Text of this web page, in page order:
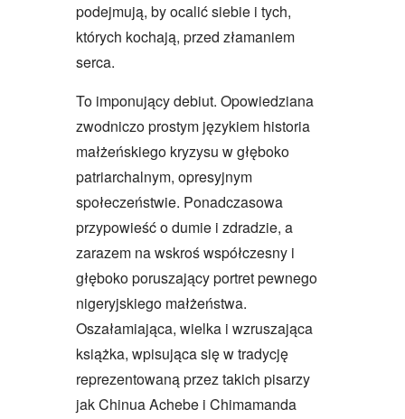
podejmują, by ocalić siebie i tych,
których kochają, przed złamaniem
serca.
To imponujący debiut. Opowiedziana
zwodniczo prostym językiem historia
małżeńskiego kryzysu w głęboko
patriarchalnym, opresyjnym
społeczeństwie. Ponadczasowa
przypowieść o dumie i zdradzie, a
zarazem na wskroś współczesny i
głęboko poruszający portret pewnego
nigeryjskiego małżeństwa.
Oszałamiająca, wielka i wzruszająca
książka, wpisująca się w tradycję
reprezentowaną przez takich pisarzy
jak Chinua Achebe i Chimamanda